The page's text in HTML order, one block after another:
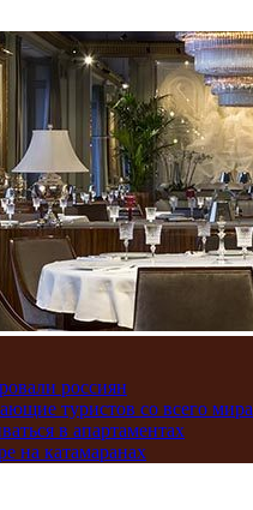
россиян
туристов со всего мира
в апартаментах
на катамаранах